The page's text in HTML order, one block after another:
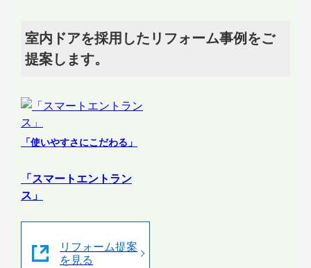
室内ドアを採用したリフォーム事例をご
提案します。
「使いやすさにこだわる」
「スマートエントラン
ス」
リフォーム提案
を見る